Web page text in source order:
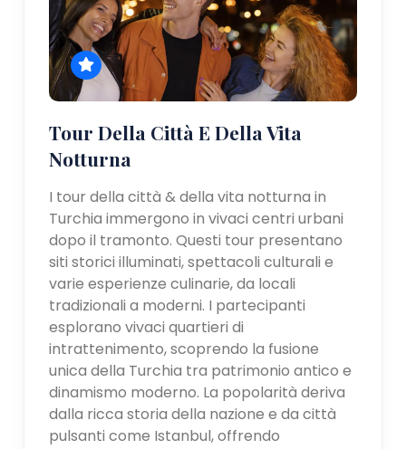
Tour Della Città E Della Vita
Notturna
I tour della città & della vita notturna in
Turchia immergono in vivaci centri urbani
dopo il tramonto. Questi tour presentano
siti storici illuminati, spettacoli culturali e
varie esperienze culinarie, da locali
tradizionali a moderni. I partecipanti
esplorano vivaci quartieri di
intrattenimento, scoprendo la fusione
unica della Turchia tra patrimonio antico e
dinamismo moderno. La popolarità deriva
dalla ricca storia della nazione e da città
pulsanti come Istanbul, offrendo